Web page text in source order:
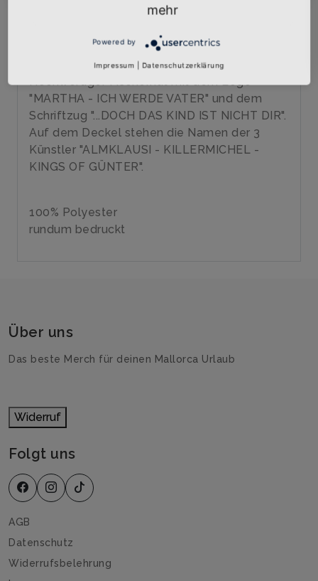
Hochwertiger Fischerhut mit dem Logo
"MARTHA - ICH WERDE VATER" und dem
Schriftzug "...DOCH DAS KIND IST NICHT DIR".
Auf dem Deckel stehen die Namen der 3
Künstler "ALMKLAUSI - KILLERMICHEL -
KINGS OF GÜNTER".
100% Polyester
rundum bedruckt
Über uns
Das beste Merch für deinen Mallorca Urlaub
Widerruf
Folgt uns
AGB
Datenschutz
Widerrufsbelehrung
mehr
Powered by
Impressum Datenschutzerklärung